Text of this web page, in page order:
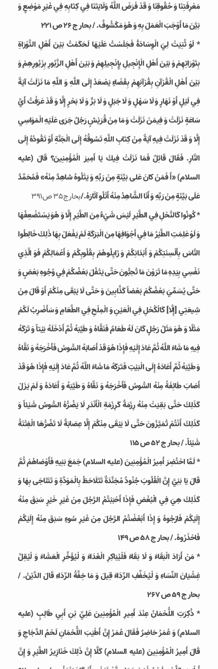
مَعْرِفَتِنَا وَ حُقُوقِنَا وَ قَدْ فَرَضَ اللَّهُ وَلَايَتَنَا فِي كِتَابِهِ فِي غَيْرِ مَوْضِعٍ وَ
بَيَّنَ مَا أَوْجَبَ الْعَمَلَ بِهِ وَ هُوَ مَكْشُوفٌ‏. / بحار ج 26 ص 221
* لَوْ ثُنِيَتْ لِيَ الْوِسَادَةُ فَجَلَسْتُ عَلَيْهَا لَحَكَمْتُ بَيْنَ أَهْلِ التَّوْرَاةِ
بِتَوْرَاتِهِمْ وَ بَيْنَ أَهْلِ الْإِنْجِيلِ بِإِنْجِيلِهِمْ وَ بَيْنَ أَهْلِ الزَّبُورِ بِزَبُورِهِمْ وَ
بَيْنَ أَهْلِ الْقُرْآنِ بِقُرْآنِهِمْ‏ بِقَضَاءٍ يَصْعَدُ إِلَى اللَّهِ وَ اللَّهِ مَا نَزَلَتْ آيَةٌ
فِي لَيْلٍ أَوْ نَهَارٍ وَ لَا سَهْلٍ وَ لَا جَبَلٍ وَ لَا بَرٍّ وَ لَا بَحْرٍ إِلَّا وَ قَدْ عَرَفْتُ أَيَّ
سَاعَةٍ نَزَلَتْ وَ فِيمَنْ نَزَلَتْ‏ وَ مَا مِنْ قُرَيْشٍ رَجُلٌ جَرَى عَلَيْهِ الْمَوَاسِي
إِلَّا وَ قَدْ نَزَلَتْ فِيهِ آيَةٌ مِنْ كِتَابِ اللَّهِ تَسُوقُهُ إِلَى الْجَنَّةِ أَوْ تَقُودُهُ إِلَى
النَّارِ. فَقَالَ قَائِلٌ فَمَا نَزَلَتْ فِيكَ يَا أَمِيرَ الْمُؤْمِنِينَ؟ قَالَ‏ (علیه
السلام) «أَ فَمَنْ كانَ عَلى‏ بَيِّنَةٍ مِنْ رَبِّهِ وَ يَتْلُوهُ شاهِدٌ مِنْهُ‏» فَمُحَمَّدٌ
عَلَى بَيِّنَةٍ مِنْ رَبِّهِ وَ أَنَا الشَّاهِدُ مِنْهُ أَتْلُو آثَارَهُ‏./بحارج35 ص391
* كُونُوا كَالنَّحْلِ فِي الطَّيْرِ لَيْسَ شَيْ‏ءٌ مِنَ الطَّيْرِ إِلَّا وَ هُوَ يَسْتَضْعِفُهَا
وَ لَوْ عَلِمَتِ الطَّيْرُ مَا فِي‏ أَجْوَافِهَا مِنَ الْبَرَكَةِ لَمْ يَفْعَلْ بِهَا ذَلِكَ خَالِطُوا
النَّاسَ بِأَلْسِنَتِكُمْ وَ أَبْدَانِكُمْ وَ زَايِلُوهُمْ بِقُلُوبِكُمْ وَ أَعْمَالِكُمْ فَوَ الَّذِي
نَفْسِي بِيَدِهِ مَا تَرَوْنَ مَا تُحِبُّونَ حَتَّى يَتْفُلَ بَعْضُكُمْ فِي وُجُوهِ بَعْضٍ وَ
حَتَّى يُسَمِّيَ بَعْضُكُمْ بَعْضاً كَذَّابِينَ وَ حَتَّى لَا يَبْقَى مِنْكُمْ أَوْ قَالَ مِنْ
شِيعَتِي [إِلَّا] كَالْكُحْلِ فِي الْعَيْنِ وَ الْمِلْحِ فِي الطَّعَامِ وَ سَأَضْرِبُ لَكُمْ
مَثَلًا وَ هُوَ مَثَلُ رَجُلٍ كَانَ لَهُ طَعَامٌ فَنَقَّاهُ وَ طَيَّبَهُ ثُمَّ أَدْخَلَهُ بَيْتاً وَ تَرَكَهُ
فِيهِ مَا شَاءَ اللَّهُ ثُمَّ عَادَ إِلَيْهِ فَإِذَا هُوَ قَدْ أَصَابَهُ السُّوسُ فَأَخْرَجَهُ وَ نَقَّاهُ
وَ طَيَّبَهُ ثُمَّ أَعَادَهُ إِلَى الْبَيْتِ فَتَرَكَهُ مَا شَاءَ اللَّهُ ثُمَّ عَادَ إِلَيْهِ فَإِذَا هُوَ قَدْ
أَصَابَ طَائِفَةً مِنْهُ السُّوسُ فَأَخْرَجَهُ وَ نَقَّاهُ وَ طَيَّبَهُ وَ أَعَادَهُ وَ لَمْ يَزَلْ
كَذَلِكَ حَتَّى بَقِيَتْ مِنْهُ رِزْمَةٌ كَرِزْمَةِ الْأَنْدَرِ لَا يَضُرُّهُ السُّوسُ شَيْئاً وَ
كَذَلِكَ أَنْتُمْ تُمَيَّزُونَ حَتَّى لَا يَبْقَى مِنْكُمْ إِلَّا عِصَابَةٌ لَا تَضُرُّهَا الْفِتْنَةُ
شَيْئاً. / بحار ج 52 ص 115
* لَمَّا احْتُضِرَ أَمِيرُ الْمُؤْمِنِينَ‏ (علیه السلام) جَمَعَ بَنِيهِ فَأَوْصَاهُمْ ثُمَّ
قَالَ يَا بَنِيَّ إِنَّ الْقُلُوبَ جُنُودٌ مُجَنَّدَةٌ تَتَلَاحَظُ بِالْمَوَدَّةِ وَ تَتَنَاجَى بِهَا وَ
كَذَلِكَ هِيَ فِي الْبُغْضِ فَإِذَا أَحْبَبْتُمُ الرَّجُلَ مِنْ غَيْرِ خَيْرٍ سَبَقَ مِنْهُ
إِلَيْكُمْ فَارْجُوهُ وَ إِذَا أَبْغَضْتُمُ الرَّجُلَ مِنْ غَيْرِ سُوءٍ سَبَقَ مِنْهُ إِلَيْكُمْ
فَاحْذَرُوهُ. / بحار ج 58 ص 149
* مَنْ أَرَادَ الْبَقَاءَ وَ لَا بَقَاءَ فَلْيُبَاكِرِ الْغَدَاءَ وَ لْيُؤَخِّرِ الْعَشَاءَ وَ لْيُقِلَّ
غِشْيَانَ النِّسَاءِ وَ لْيُخَفِّفِ الرِّدَاءَ قِيلَ وَ مَا خِفَّةُ الرِّدَاءِ قَالَ الدَّيْنُ. /
بحار ج 59 ص 267
* ذُكِرَتِ اللُّحْمَانُ عِنْدَ أَمِيرِ الْمُؤْمِنِينَ عَلِيِّ بْنِ أَبِي طَالِبٍ (علیه
السلام) وَ عُمَرُ حَاضِرٌ فَقَالَ عُمَرُ إِنَّ أَطْيَبَ اللُّحْمَانِ لَحْمُ الدَّجَاجِ وَ
قَالَ‏ أَمِيرُ الْمُؤْمِنِينَ (علیه السلام) كَلَّا إِنَّ ذَلِكَ خَنَازِيرُ الطَّيْرِ وَ إِنَّ